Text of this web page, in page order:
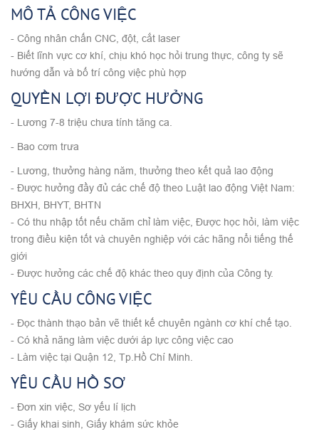
MÔ TẢ CÔNG VIỆC
- Công nhân chấn CNC, đột, cắt laser
- Biết lĩnh vực cơ khí, chịu khó học hỏi trung thực, công ty sẽ
hướng dẫn và bố trí công việc phù hợp
QUYỀN LỢI ĐƯỢC HƯỞNG
- Lương 7-8 triệu chưa tính tăng ca.
- Bao cơm trưa
- Lương, thưởng hàng năm, thưởng theo kết quả lao động
- Được hưởng đầy đủ các chế độ theo Luật lao động Việt Nam:
BHXH, BHYT, BHTN
- Có thu nhập tốt nếu chăm chỉ làm việc, Được học hỏi, làm việc
trong điều kiện tốt và chuyên nghiệp với các hãng nổi tiếng thế
giới
- Được hưởng các chế độ khác theo quy định của Công ty.
YÊU CẦU CÔNG VIỆC
- Đọc thành thạo bản vẽ thiết kế chuyên ngành cơ khí chế tạo.
- Có khả năng làm việc dưới áp lực công việc cao
- Làm việc tại Quận 12, Tp.Hồ Chí Minh.
YÊU CẦU HỒ SƠ
- Đơn xin việc, Sơ yếu lí lịch
- Giấy khai sinh, Giấy khám sức khỏe